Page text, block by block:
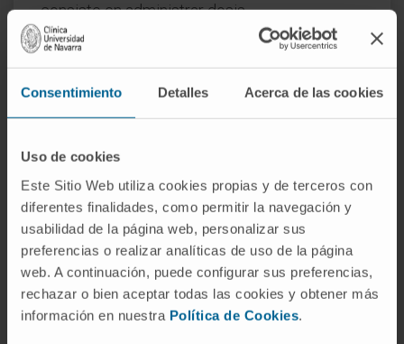
Consentimiento Detalles Acerca de las cookies
Uso de cookies
Este Sitio Web utiliza cookies propias y de terceros con
diferentes finalidades, como permitir la navegación y
usabilidad de la página web, personalizar sus
preferencias o realizar analíticas de uso de la página
web. A continuación, puede configurar sus preferencias,
rechazar o bien aceptar todas las cookies y obtener más
información en nuestra Política de Cookies.
consiste en administrar dosis
progresivamente crecientes del alergeno al
una tolerancia inmunológica frente al mismo.
La educación del paciente y de los padres del
niño asmático es básico en la medicina clínica
enfermedad, signos y síntomas, uso de los
fármacos, desencadenantes, etc.
SOLICITE MÁS INFORMACIÓN SOBRE ESTE TRATAMIENTO